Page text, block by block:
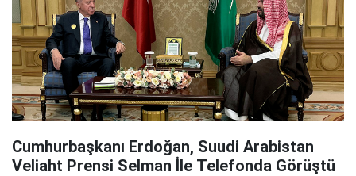
Cumhurbaşkanı Erdoğan, Suudi Arabistan
Veliaht Prensi Selman İle Telefonda Görüştü